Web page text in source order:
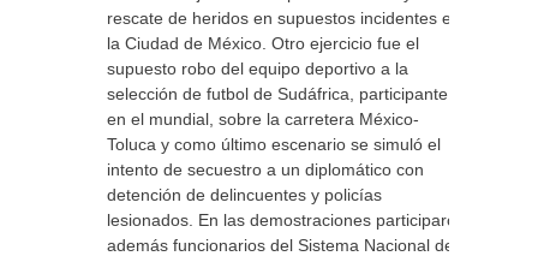
rescate de heridos en supuestos incidentes en
la Ciudad de México. Otro ejercicio fue el
supuesto robo del equipo deportivo a la
selección de futbol de Sudáfrica, participante
en el mundial, sobre la carretera México-
Toluca y como último escenario se simuló el
intento de secuestro a un diplomático con
detención de delincuentes y policías
lesionados. En las demostraciones participaron
además funcionarios del Sistema Nacional de